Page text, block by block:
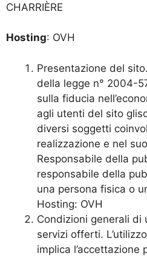
CHARRIÈRE
Hosting: OVH
Presentazione del
della legge n° 2004-
sulla fiducia
agli utenti del sito
diversi soggetti
realizzazione e nel
Responsabile della
responsabile della
una persona fisica o
Hosting: OVH
Condizioni generali di
servizi offerti.
implica l’accettazione